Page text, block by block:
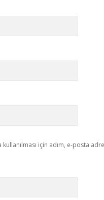
için adım, e-posta